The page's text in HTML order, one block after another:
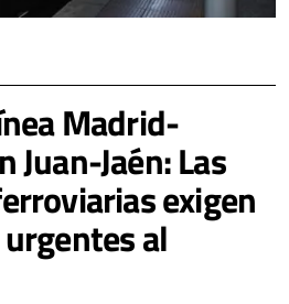
Madrid-
Juan-Jaén: Las
exigen
al